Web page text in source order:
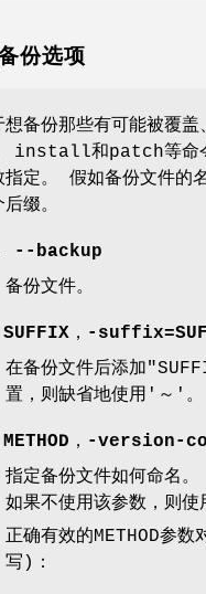
份选项
想备份那些有可能被覆
和patch等命令
指定。 假如备份文件的
缀。
--backup
备份文件。
，-
在备份文件后添加
置，则缺省地使用'～'。
，-version-
指定备份文件如何命
如果不使用该参数，则
正确有效的METHOD
写)：